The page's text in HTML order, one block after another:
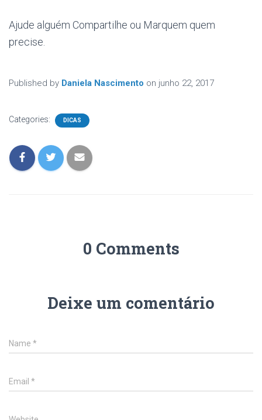
Ajude alguém Compartilhe ou Marquem quem
precise.
Published by Daniela Nascimento on junho 22, 2017
Categories: DICAS
0 Comments
Deixe um comentário
Name *
Email *